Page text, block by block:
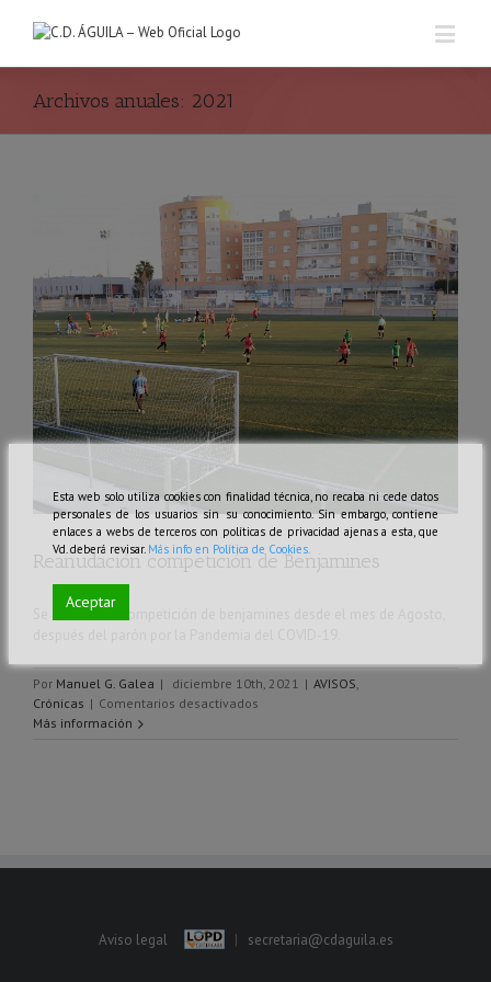
Archivos anuales: 2021
Reanudación competición de Benjamines
Se reanuda la competición de benjamines desde el mes de Agosto,
Por Manuel G. Galea | diciembre 10th, 2021 | AVISOS,
Crónicas | Comentarios desactivados
Más información
Aviso legal | secretaria@cdaguila.es
Esta web solo utiliza cookies con finalidad técnica, no recaba ni cede datos
personales de los usuarios sin su conocimiento. Sin embargo, contiene
enlaces a webs de terceros con políticas de privacidad ajenas a esta, que
Vd. deberá revisar. Más info en Política de Cookies.
Aceptar